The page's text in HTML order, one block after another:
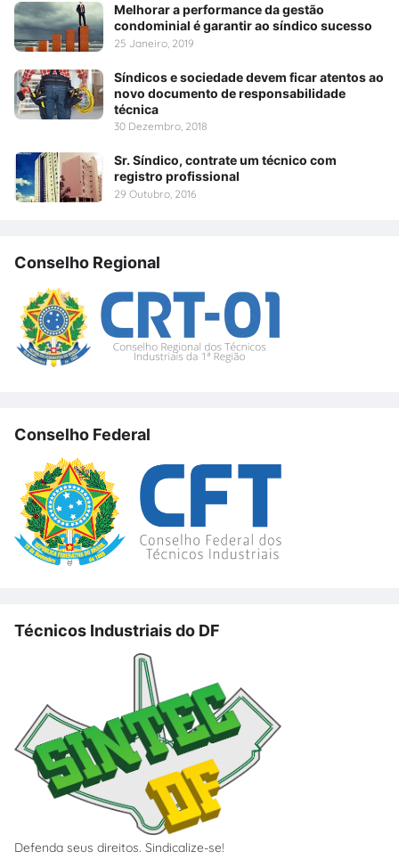
Melhorar a performance da gestão
condominial é garantir ao síndico sucesso
25 Janeiro, 2019
Síndicos e sociedade devem ficar atentos ao
novo documento de responsabilidade
técnica
30 Dezembro, 2018
Sr. Síndico, contrate um técnico com
registro profissional
29 Outubro, 2016
Conselho Regional
Conselho Federal
Técnicos Industriais do DF
Defenda seus direitos. Sindicalize-se!